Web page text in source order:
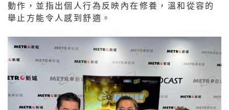
動作，並指出個人行為反映內在修養，溫和從容的
舉止方能令人感到舒適。